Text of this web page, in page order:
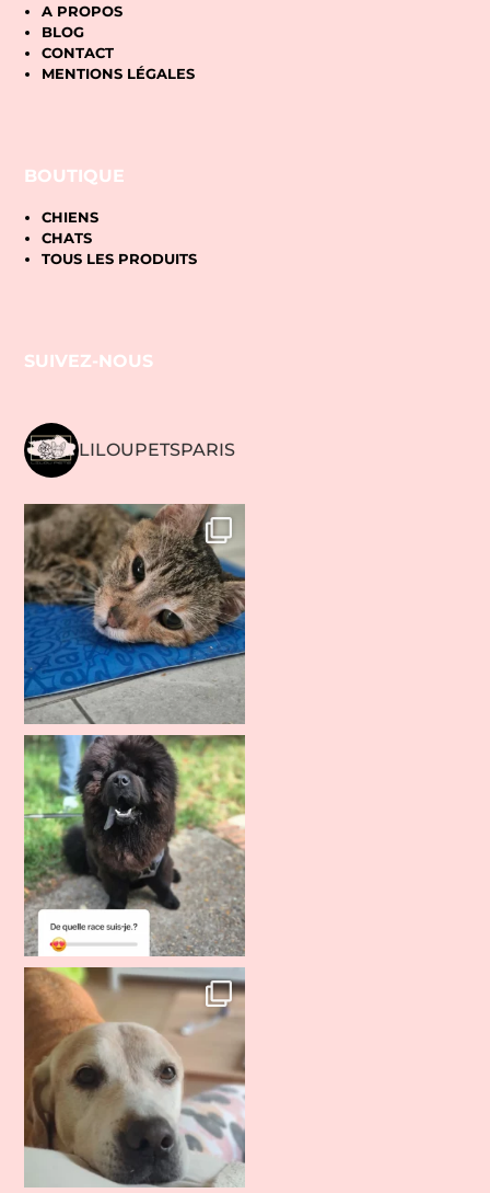
A PROPOS
BLOG
CONTACT
MENTIONS LÉGALES
BOUTIQUE
CHIENS
CHATS
TOUS LES PRODUITS
SUIVEZ-NOUS
LILOUPETSPARIS